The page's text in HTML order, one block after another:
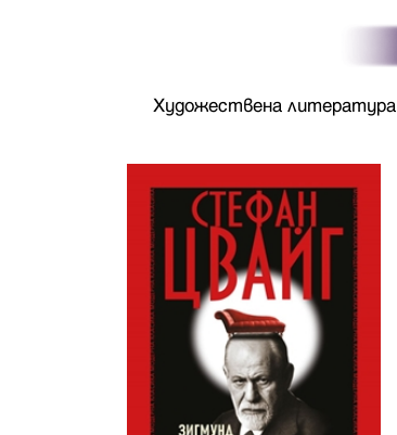
Художествена литература